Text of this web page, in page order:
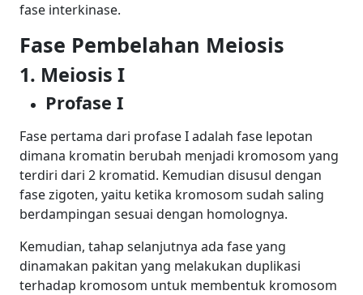
fase interkinase.
Fase Pembelahan Meiosis
1. Meiosis I
Profase I
Fase pertama dari profase I adalah fase lepotan
dimana kromatin berubah menjadi kromosom yang
terdiri dari 2 kromatid. Kemudian disusul dengan
fase zigoten, yaitu ketika kromosom sudah saling
berdampingan sesuai dengan homolognya.
Kemudian, tahap selanjutnya ada fase yang
dinamakan pakitan yang melakukan duplikasi
terhadap kromosom untuk membentuk kromosom